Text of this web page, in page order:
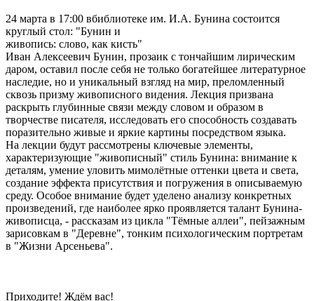
24 марта в 17:00 вбиблиотеке им. И.А. Бунина состоится
круглый стол: "Бунин и
живопись: слово, как кисть"
Иван Алексеевич Бунин, прозаик с тончайшим лирическим
даром, оставил после себя не только богатейшее литературное
наследие, но и уникальный взгляд на мир, преломленный
сквозь призму живописного видения. Лекция призвана
раскрыть глубинные связи между словом и образом в
творчестве писателя, исследовать его способность создавать
поразительно живые и яркие картины посредством языка.
На лекции будут рассмотрены ключевые элементы,
характеризующие "живописный" стиль Бунина: внимание к
деталям, умение уловить мимолётные оттенки цвета и света,
создание эффекта присутствия и погружения в описываемую
среду. Особое внимание будет уделено анализу конкретных
произведений, где наиболее ярко проявляется талант Бунина-
живописца, - рассказам из цикла "Тёмные аллеи", пейзажным
зарисовкам в "Деревне", тонким психологическим портретам
в "Жизни Арсеньева".
Приходите! Ждём вас!